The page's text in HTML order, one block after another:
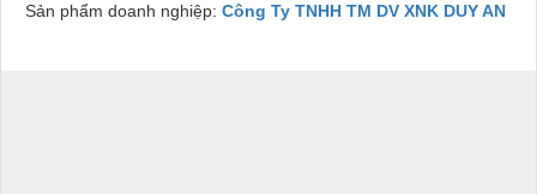
Sản phẩm doanh nghiệp: Công Ty TNHH TM DV XNK DUY AN